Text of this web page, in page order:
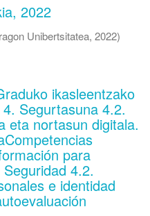
2022
Unibertsitatea, 2022)
ikasleentzako
Segurtasuna 4.2.
eta nortasun digitala.
para
4.2.
e identidad